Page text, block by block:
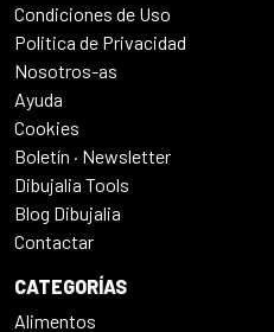
Condiciones de Uso
Politica de Privacidad
Nosotros-as
Ayuda
Cookies
Boletín · Newsletter
Dibujalia Tools
Blog Dibujalia
Contactar
CATEGORÍAS
Alimentos